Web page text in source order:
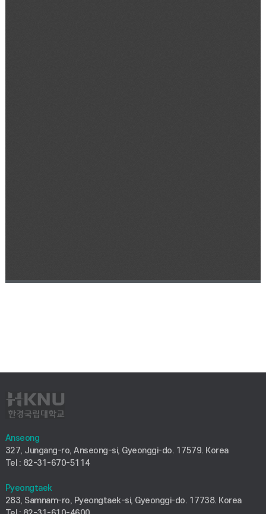
Anseong
327, Jungang-ro, Anseong-si, Gyeonggi-do. 17579. Korea
Tel : 82-31-670-5114
Pyeongtaek
283, Samnam-ro, Pyeongtaek-si, Gyeonggi-do. 17738. Korea